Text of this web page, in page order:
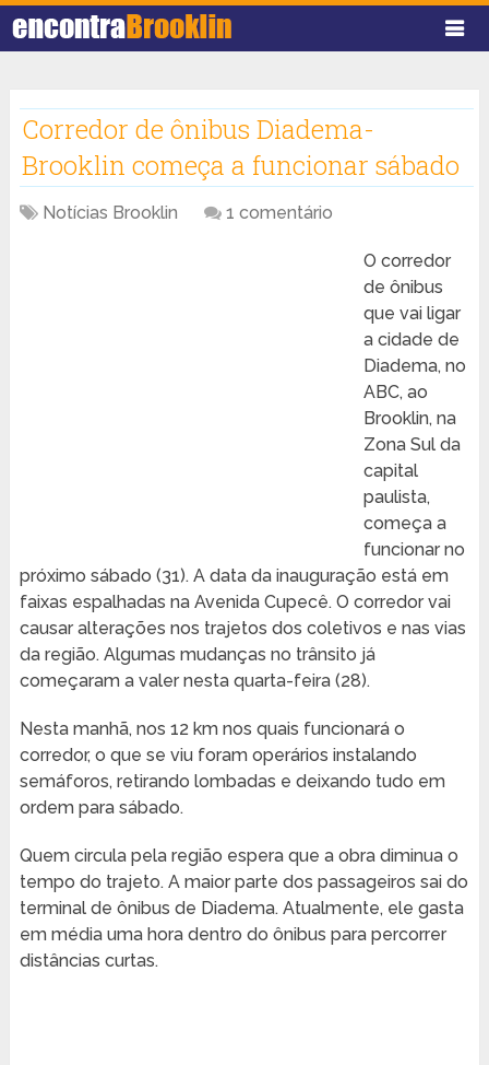
Corredor de ônibus Diadema-
Brooklin começa a funcionar sábado
Notícias Brooklin 1 comentário
O corredor
de ônibus
que vai ligar
a cidade de
Diadema, no
ABC, ao
Brooklin, na
Zona Sul da
capital
paulista,
começa a
funcionar no
próximo sábado (31). A data da inauguração está em
faixas espalhadas na Avenida Cupecê. O corredor vai
causar alterações nos trajetos dos coletivos e nas vias
da região. Algumas mudanças no trânsito já
começaram a valer nesta quarta-feira (28).
Nesta manhã, nos 12 km nos quais funcionará o
corredor, o que se viu foram operários instalando
semáforos, retirando lombadas e deixando tudo em
ordem para sábado.
Quem circula pela região espera que a obra diminua o
tempo do trajeto. A maior parte dos passageiros sai do
terminal de ônibus de Diadema. Atualmente, ele gasta
em média uma hora dentro do ônibus para percorrer
distâncias curtas.